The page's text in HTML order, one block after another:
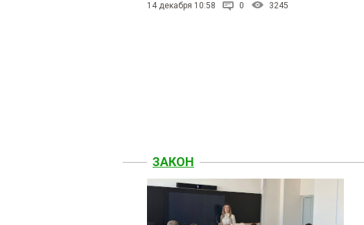
14 декабря 10:58 0 3245
ЗАКОН